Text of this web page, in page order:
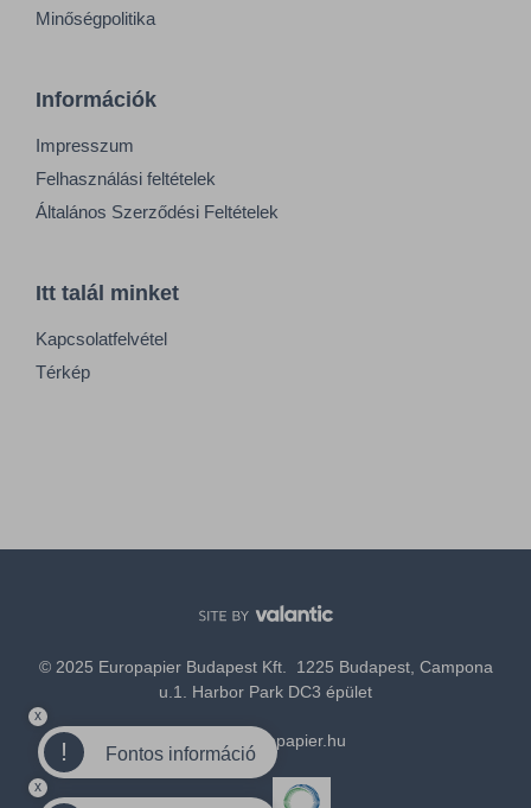
Minőségpolitika
Információk
Impresszum
Felhasználási feltételek
Általános Szerződési Feltételek
Itt talál minket
Kapcsolatfelvétel
Térkép
© 2025 Europapier Budapest Kft. 1225 Budapest, Campona
u.1. Harbor Park DC3 épület
office@europapier.hu
! Fontos információ
x
x